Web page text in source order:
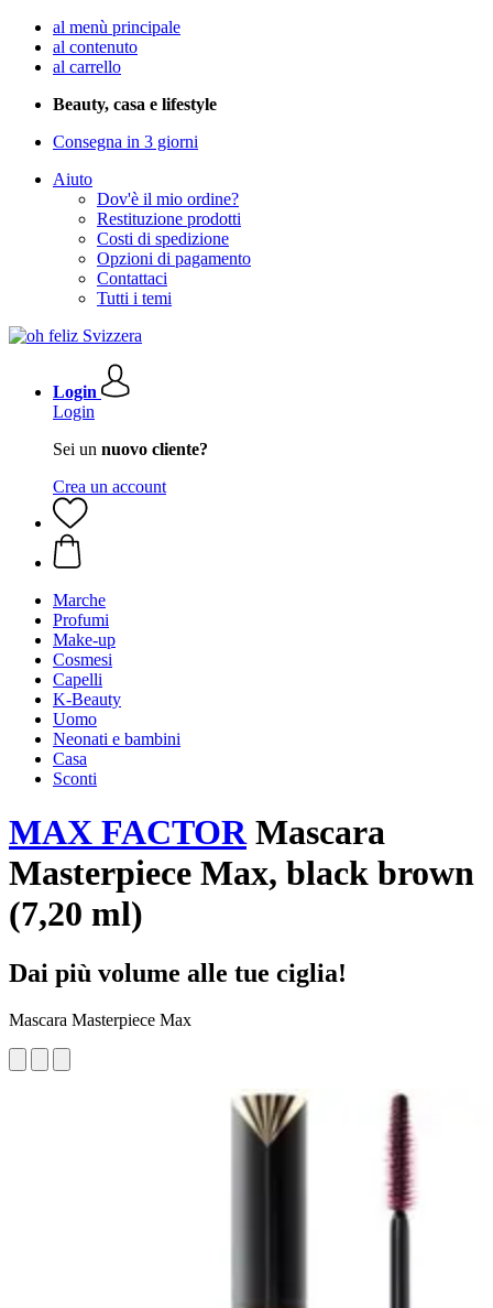
al menù principale
al contenuto
al carrello
Beauty, casa e lifestyle
Consegna in 3 giorni
Aiuto
Dov'è il mio ordine?
Restituzione prodotti
Costi di spedizione
Opzioni di pagamento
Contattaci
Tutti i temi
Login
Login
Sei un nuovo cliente?
Crea un account
Marche
Profumi
Make-up
Cosmesi
Capelli
K-Beauty
Uomo
Neonati e bambini
Casa
Sconti
MAX FACTORMascara
Masterpiece Max, black brown
(7,20 ml)
Dai più volume alle tue ciglia!
Mascara Masterpiece Max